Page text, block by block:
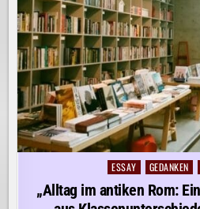
Posted
ESSAY GEDANKEN
„Alltag im antiken Rom: